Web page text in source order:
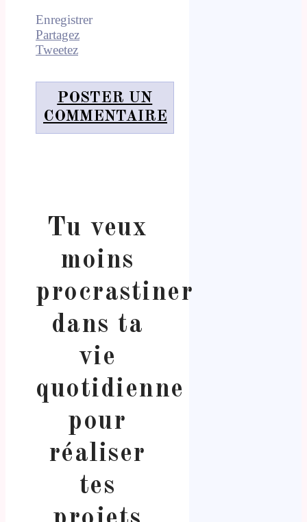
Enregistrer
Partagez
Tweetez
POSTER UN
COMMENTAIRE
Tu veux
moins
procrastiner
dans ta
vie
quotidienne
pour
réaliser
tes